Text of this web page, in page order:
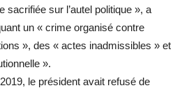
sacrifiée sur l’autel politique », a
un « crime organisé contre
», des « actes inadmissibles » et
».
le président avait refusé de